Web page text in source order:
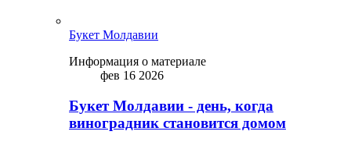
Букет Молдавии
Информация о материале
фев 16 2026
Букет Молдавии - день, когда
виноградник становится домом